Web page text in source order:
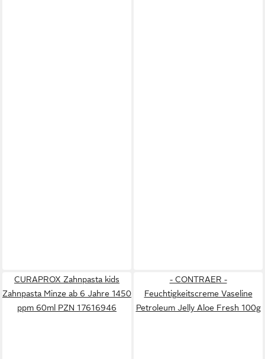
CURAPROX Zahnpasta kids
Zahnpasta Minze ab 6 Jahre 1450
ppm 60ml PZN 17616946
- CONTRAER -
Feuchtigkeitscreme Vaseline
Petroleum Jelly Aloe Fresh 100g